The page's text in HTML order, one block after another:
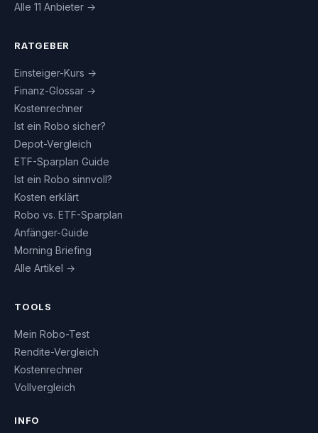
Alle 11 Anbieter →
RATGEBER
Einsteiger-Kurs →
Finanz-Glossar →
Kostenrechner
Ist ein Robo sicher?
Depot-Vergleich
ETF-Sparplan Guide
Ist ein Robo sinnvoll?
Kosten erklärt
Robo vs. ETF-Sparplan
Anfänger-Guide
Morning Briefing
Alle Artikel →
TOOLS
Mein Robo-Test
Rendite-Vergleich
Kostenrechner
Vollvergleich
INFO